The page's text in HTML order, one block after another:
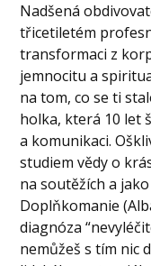
Nadšená
třicetiletém
transformaci z
jemnocitu a
na tom, co se ti
holka, která 10 let
a komunikaci.
studiem vědy o
na soutěžích a
Doplňkomanie
diagnóza
nemůžeš s tím nic